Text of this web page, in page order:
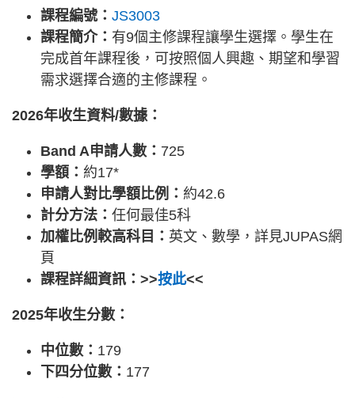
課程編號： JS3003
課程簡介： 有9個主修課程讓學生選擇。學生在
完成首年課程後，可按照個人興趣、期望和學習
需求選擇合適的主修課程。
2026年收生資料/數據：
Band A申請人數： 725
學額： 約17*
申請人對比學額比例： 約42.6
計分方法： 任何最佳5科
加權比例較高科目： 英文、數學，詳見JUPAS網
頁
課程詳細資訊：>>按此<<
2025年收生分數：
中位數： 179
下四分位數： 177